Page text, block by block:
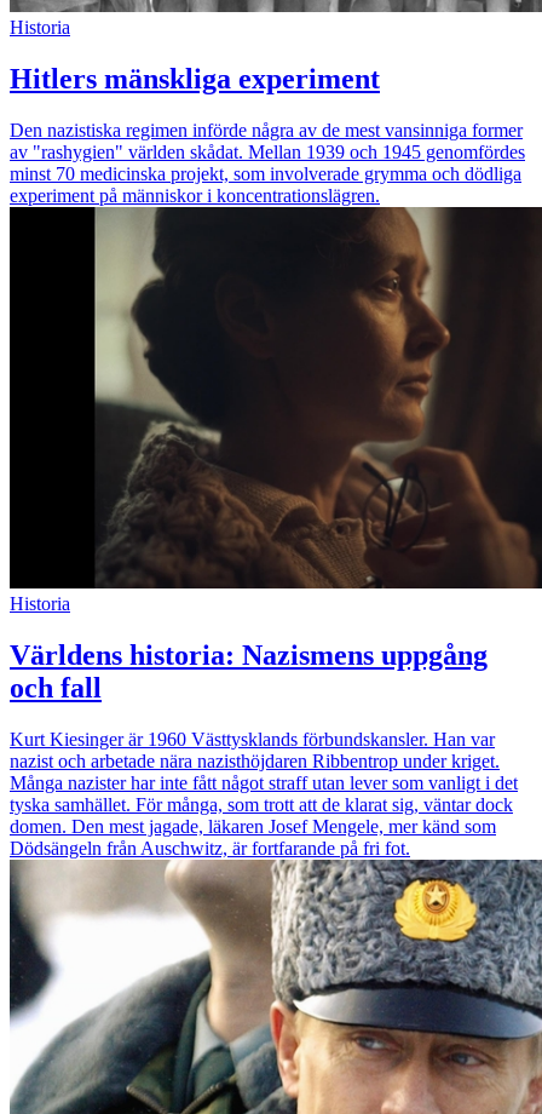
Historia
Hitlers mänskliga experiment
Den nazistiska regimen införde några av de mest vansinniga former
av "rashygien" världen skådat. Mellan 1939 och 1945 genomfördes
minst 70 medicinska projekt, som involverade grymma och dödliga
experiment på människor i koncentrationslägren.
Historia
Världens historia: Nazismens uppgång
och fall
Kurt Kiesinger är 1960 Västtysklands förbundskansler. Han var
nazist och arbetade nära nazisthöjdaren Ribbentrop under kriget.
Många nazister har inte fått något straff utan lever som vanligt i det
tyska samhället. För många, som trott att de klarat sig, väntar dock
domen. Den mest jagade, läkaren Josef Mengele, mer känd som
Dödsängeln från Auschwitz, är fortfarande på fri fot.